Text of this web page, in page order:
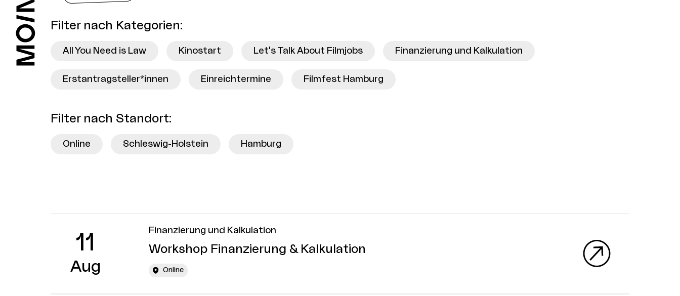
Filter nach Kategorien:
All You Need is Law Kinostart Let's Talk About Filmjobs Finanzierung und Kalkulation
Erstantragsteller*innen Einreichtermine Filmfest Hamburg
Filter nach Standort:
Online Schleswig-Holstein Hamburg
11
Aug
Finanzierung und Kalkulation
Workshop Finanzierung & Kalkulation
Online